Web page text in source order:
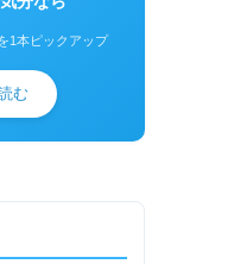
1本ピックアップ
む